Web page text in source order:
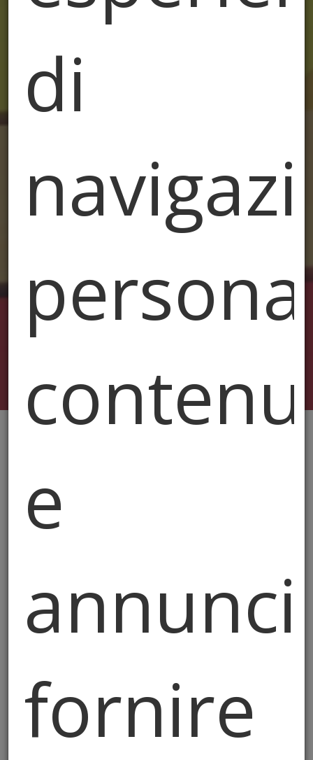
Progettazione e
di
e
fornire